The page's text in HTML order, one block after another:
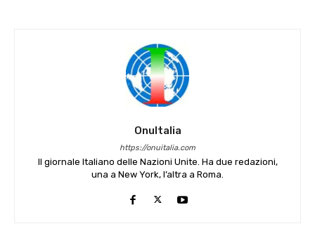
OnuItalia
https://onuitalia.com
Il giornale Italiano delle Nazioni Unite. Ha due redazioni,
una a New York, l’altra a Roma.